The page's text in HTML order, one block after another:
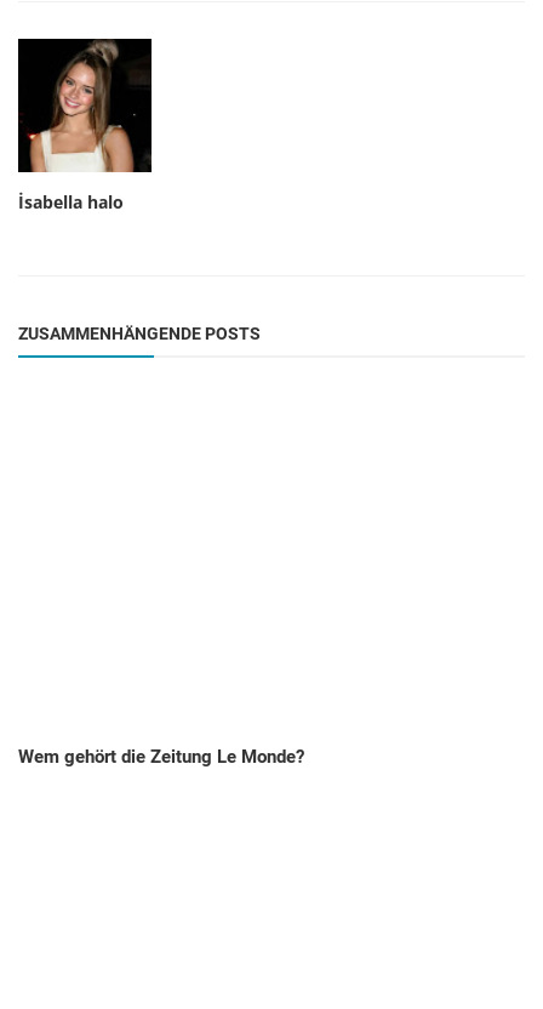
İsabella halo
ZUSAMMENHÄNGENDE POSTS
Wem gehört die Zeitung Le Monde?